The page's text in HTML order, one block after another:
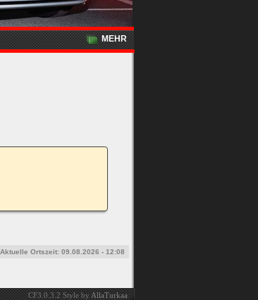
MEHR
Aktuelle Ortszeit: 09.08.2026 - 12:08
CF3.0.3.2 Style byAllaTurkaa